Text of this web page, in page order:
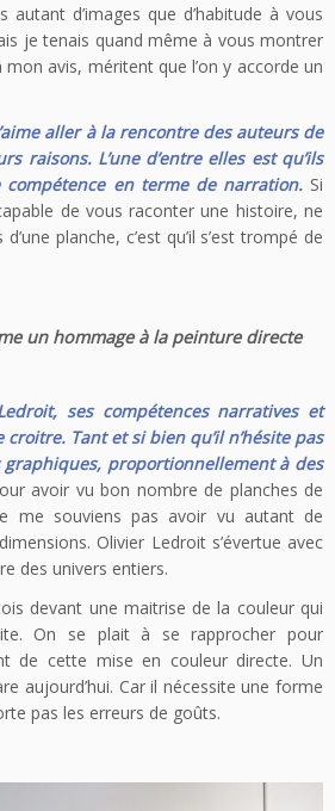
autant d’images que d’habitude à vous
je tenais quand même à vous montrer
mon avis, méritent que l’on y accorde un
aller à la rencontre des auteurs de
raisons. L’une d’entre elles est qu’ils
en terme de narration. Si
de vous raconter une histoire, ne
planche, c’est qu’il s’est trompé de
un hommage à la peinture directe
ses compétences narratives et
Tant et si bien qu’il n’hésite pas
proportionnellement à des
avoir vu bon nombre de planches de
me souviens pas avoir vu autant de
Olivier Ledroit s’évertue avec
des univers entiers.
devant une maitrise de la couleur qui
On se plait à se rapprocher pour
de cette mise en couleur directe. Un
aujourd’hui. Car il nécessite une forme
pas les erreurs de goûts.